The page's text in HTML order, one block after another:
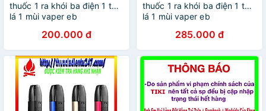
thuốc 1 ra khói ba điện 1 tử 1
lá 1 mùi vaper eb
200.000 đ
thuốc 1 ra khói ba điện 1 tử 1
lá 1 mùi vaper eb
285.000 đ